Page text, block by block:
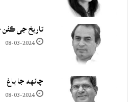
تاريخ جي
08-03-2024
چانهه جا باغ
08-03-2024